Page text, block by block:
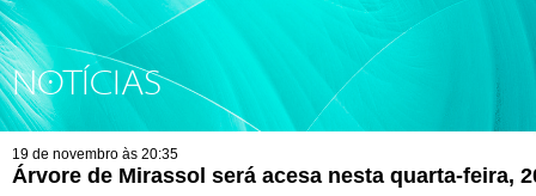
NOTÍCIAS
19 de novembro às 20:35
Árvore de Mirassol será acesa nesta quarta-feira,